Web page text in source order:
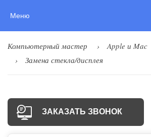
Меню
Компьютерный мастер Apple и Mac
Замена стекла/дисплея
ЗАКАЗАТЬ ЗВОНОК